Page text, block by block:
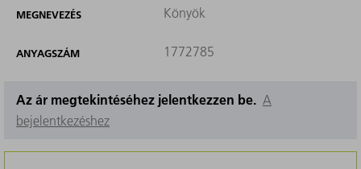
MEGNEVEZÉS Könyök
ANYAGSZÁM 1772785
Az ár megtekintéséhez jelentkezzen be. A
bejelentkezéshez